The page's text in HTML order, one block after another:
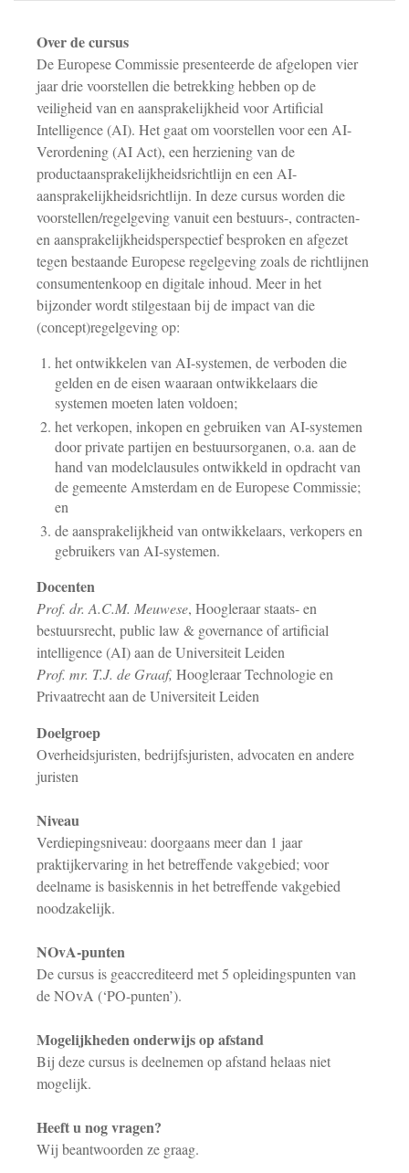
Over de cursus
De Europese Commissie presenteerde de afgelopen vier
jaar drie voorstellen die betrekking hebben op de
veiligheid van en aansprakelijkheid voor Artificial
Intelligence (AI). Het gaat om voorstellen voor een AI-
Verordening (AI Act), een herziening van de
productaansprakelijkheidsrichtlijn en een AI-
aansprakelijkheidsrichtlijn. In deze cursus worden die
voorstellen/regelgeving vanuit een bestuurs-, contracten-
en aansprakelijkheidsperspectief besproken en afgezet
tegen bestaande Europese regelgeving zoals de richtlijnen
consumentenkoop en digitale inhoud. Meer in het
bijzonder wordt stilgestaan bij de impact van die
(concept)regelgeving op:
het ontwikkelen van AI-systemen, de verboden die
gelden en de eisen waaraan ontwikkelaars die
systemen moeten laten voldoen;
het verkopen, inkopen en gebruiken van AI-systemen
door private partijen en bestuursorganen, o.a. aan de
hand van modelclausules ontwikkeld in opdracht van
de gemeente Amsterdam en de Europese Commissie;
en
de aansprakelijkheid van ontwikkelaars, verkopers en
gebruikers van AI-systemen.
Docenten
Prof. dr. A.C.M. Meuwese, Hoogleraar staats- en
bestuursrecht, public law & governance of artificial
intelligence (AI) aan de Universiteit Leiden
Prof. mr. T.J. de Graaf, Hoogleraar Technologie en
Privaatrecht aan de Universiteit Leiden
Doelgroep
Overheidsjuristen, bedrijfsjuristen, advocaten en andere
juristen
Niveau
Verdiepingsniveau: doorgaans meer dan 1 jaar
praktijkervaring in het betreffende vakgebied; voor
deelname is basiskennis in het betreffende vakgebied
noodzakelijk.
NOvA-punten
De cursus is geaccrediteerd met 5 opleidingspunten van
de NOvA (‘PO-punten’).
Mogelijkheden onderwijs op afstand
Bij deze cursus is deelnemen op afstand helaas niet
mogelijk.
Heeft u nog vragen?
Wij beantwoorden ze graag.